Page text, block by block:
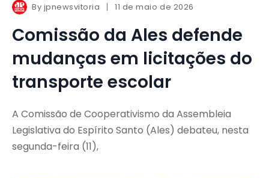
By jpnewsvitoria 11 de maio de 2026
Comissão da Ales defende
mudanças em licitações do
transporte escolar
A Comissão de Cooperativismo da Assembleia
Legislativa do Espírito Santo (Ales) debateu, nesta
segunda-feira (11),